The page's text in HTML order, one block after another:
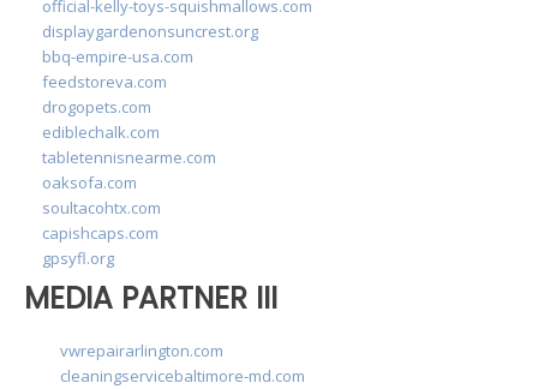
official-kelly-toys-squishmallows.com
displaygardenonsuncrest.org
bbq-empire-usa.com
feedstoreva.com
drogopets.com
ediblechalk.com
tabletennisnearme.com
oaksofa.com
soultacohtx.com
capishcaps.com
gpsyfl.org
MEDIA PARTNER III
vwrepairarlington.com
cleaningservicebaltimore-md.com